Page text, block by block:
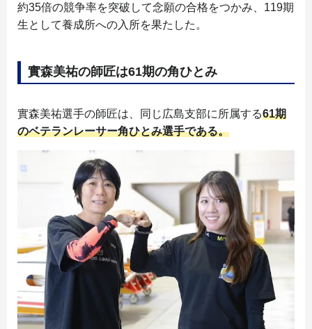
約35倍の競争率を突破して念願の合格をつかみ、119期
生として養成所への入所を果たした。
實森美祐の師匠は61期の角ひとみ
實森美祐選手の師匠は、同じ広島支部に所属する61期
のベテランレーサー角ひとみ選手である。